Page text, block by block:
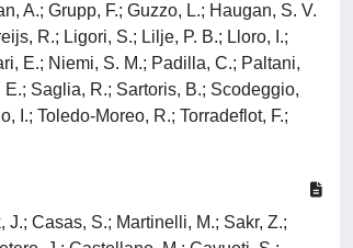
A.; Grupp, F.; Guzzo, L.; Haugan, S. V.
R.; Ligori, S.; Lilje, P. B.; Lloro, I.;
E.; Niemi, S. M.; Padilla, C.; Paltani,
Saglia, R.; Sartoris, B.; Scodeggio,
I.; Toledo-Moreo, R.; Torradeflot, F.;
Casas, S.; Martinelli, M.; Sakr, Z.;